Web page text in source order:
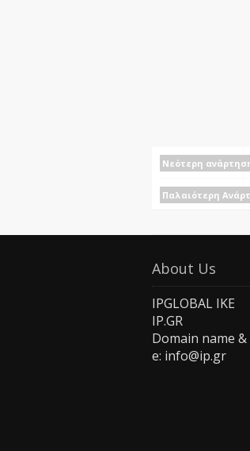
Νεότερη
Παλαιότερη
About Us
IPGLOBAL IKE
IP.GR
Domain name
e: info@ip.gr